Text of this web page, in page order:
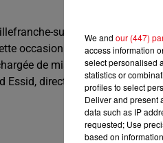
sur-Mer sur le port de
occasion deux Contrats
de mission, Préfecture
Essid, directeur de la Mission
We and our (447)
access information
select personalised
statistics or
profiles to select
Deliver and present
data such as IP
requested; Use
based on